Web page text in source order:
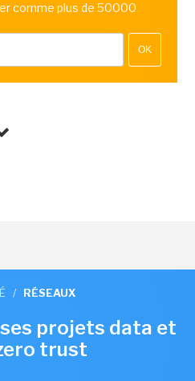
comme plus de 50000
OK
/ RÉSEAUX
projets data et
trust